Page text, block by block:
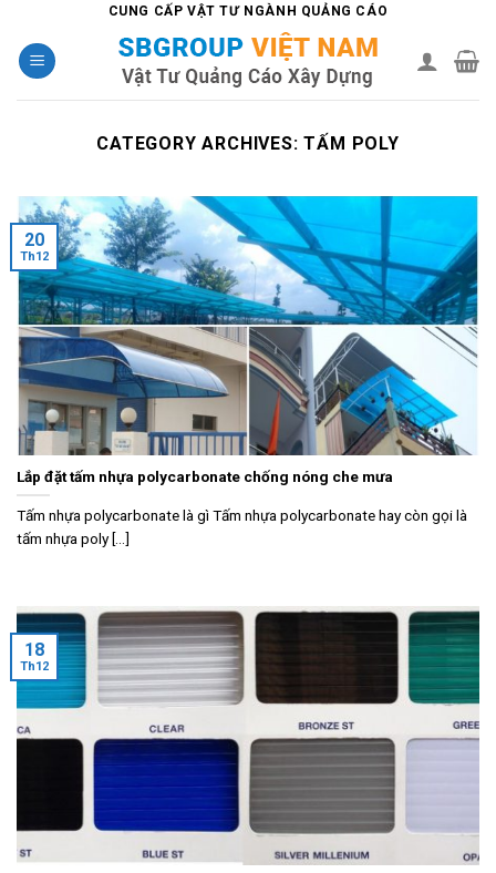
content
CUNG CẤP VẬT TƯ NGÀNH QUẢNG CÁO
CATEGORY ARCHIVES:TẤM POLY
Lắp đặt tấm nhựa polycarbonate chống nóng che mưa
Tấm nhựa polycarbonate là gì Tấm nhựa polycarbonate hay còn gọi là
tấm nhựa poly [...]
20
Th12
18
Th12